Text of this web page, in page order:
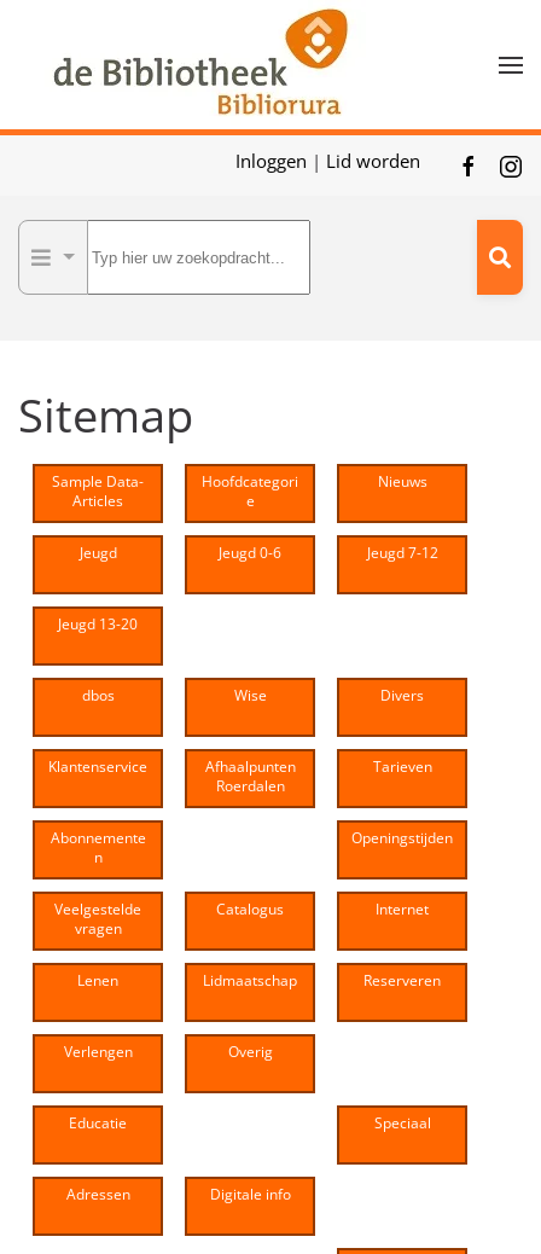
Skip to main content
Inloggen | Lid worden
Sitemap
Sample Data-
Articles
Hoofdcategori
e
Nieuws
Jeugd Jeugd 0-6 Jeugd 7-12
Jeugd 13-20
dbos Wise Divers
Klantenservice
Afhaalpunten
Roerdalen
Tarieven
Abonnemente
n
Openingstijden
Veelgestelde
vragen
Catalogus Internet
Lenen Lidmaatschap Reserveren
Verlengen Overig
Educatie Speciaal
Adressen Digitale info